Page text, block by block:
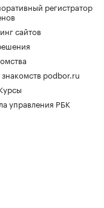
регистратор
сайтов
podbor.ru
управления РБК